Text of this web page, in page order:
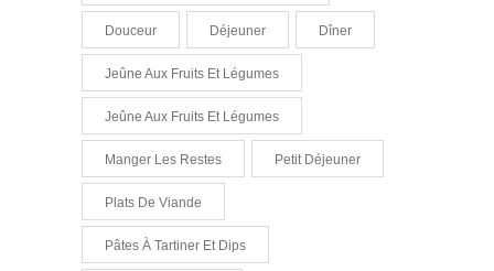
Douceur Déjeuner Dîner
Jeûne Aux Fruits Et Légumes
Jeûne Aux Fruits Et Légumes
Manger Les Restes Petit Déjeuner
Plats De Viande
Pâtes À Tartiner Et Dips